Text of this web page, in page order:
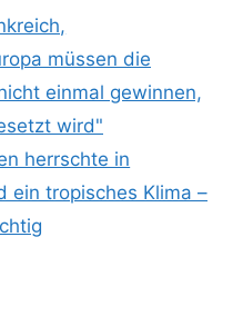
müssen die
einmal gewinnen,
wird"
herrschte in
ein tropisches Klima –